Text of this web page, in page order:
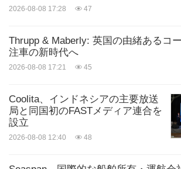
2026-08-08 17:28 47
Thrupp & Maberly: 英国の由緒あるコ
注車の新時代へ
2026-08-08 17:21 45
Coolita、インドネシアの主要放送
局と同国初のFASTメディア連合を
設立
2026-08-08 12:40 48